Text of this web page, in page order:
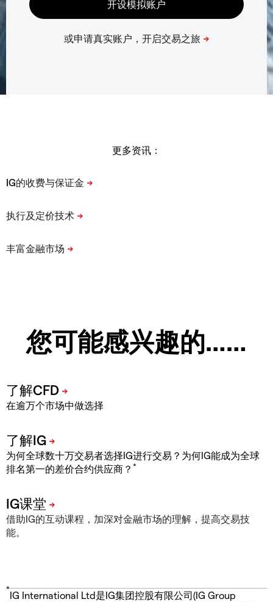
更多资讯：
您可能感兴趣的……
在逾万个市场中做选择
为何全球数十万交易者选择IG进行交易？为何IG能成为全球
排名第一的差价合约供应商？ *
借助IG的互动课程，加深对金融市场的理解，提高交易技
能。
*
IG International Ltd是IG集团控股有限公司(IG Group